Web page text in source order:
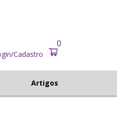
Cadastro
0
Artigos